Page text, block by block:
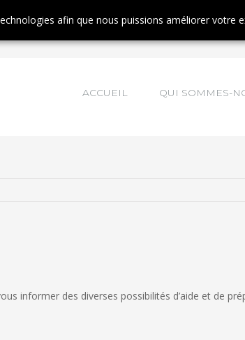
ACCUEIL QUI SOMMES-
informer des diverses possibilités d’aide et de
afin que nous puissions améliorer votre